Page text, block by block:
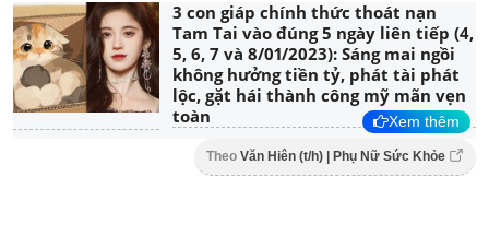
3 con giáp chính thức thoát nạn
Tam Tai vào đúng 5 ngày liên tiếp (4,
5, 6, 7 và 8/01/2023): Sáng mai ngồi
không hưởng tiền tỷ, phát tài phát
lộc, gặt hái thành công mỹ mãn vẹn
toàn
Xem thêm
Theo Văn Hiên (t/h) | Phụ Nữ Sức Khỏe